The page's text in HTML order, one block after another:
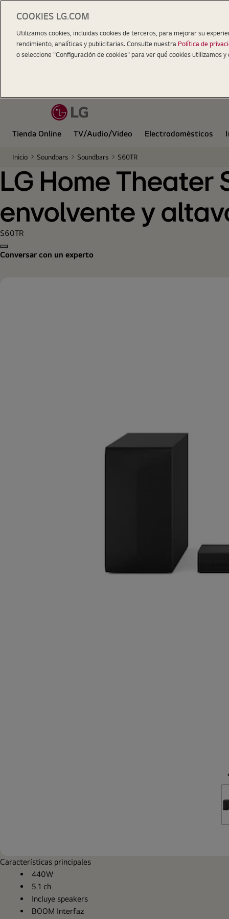
Tienda Online TV/Audio/Video Electrodomésticos
Inicio Soundbars Soundbars S60TR
LG Home Theater Soundbar de 5.1 canales con
LG Home Theater
envolvente y
S60TR
Copy model name
Conversar con un experto
Características principales
440W
5.1 ch
Incluye speakers
BOOM Interfaz
COOKIES LG.COM
Utilizamos cookies, incluidas cookies de terceros, para mejorar su
rendimiento, analíticas y publicitarias. Consulte nuestra Política de
o seleccione "Configuración de cookies" para ver qué cookies utilizamos